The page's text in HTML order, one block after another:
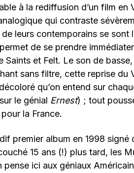
à la rediffusion d’un film en
qui contraste
leurs contemporains se sont
de se prendre
Saints et Felt. Le son de
sans filtre, cette reprise du
qu’on entend sur
le génial Ernest) ; tout
la France.
premier album en 1998
15 ans (!) plus tard, les
pense ici aux géniaux